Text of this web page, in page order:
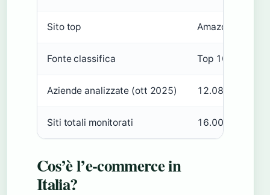
Sito top Amazon.it
Fonte classifica Top 100 2026
Aziende analizzate (ott 2025) 12.083
Siti totali monitorati 16.000
Cos’è l’e-commerce in
Italia?